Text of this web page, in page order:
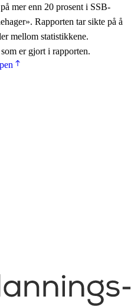
mer enn 20 prosent i SSB-
Rapporten tar sikte på å
mellom statistikkene.
er gjort i rapporten.